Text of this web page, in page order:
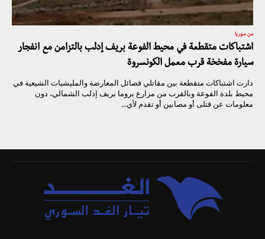
من سوريا
اشتباكات متقطعة في محيط الفوعة بريف إدلب بالتزامن مع انفجار
سيارة مفخخة قرب معمل الكونسروة
دارت اشتباكات متقطعة بين مقاتلي فصائل المعارضة والمليشيات الشيعية في
محيط بلدة الفوعة وبالقرب من مزارع بروما بريف إدلب الشمالي، دون
معلومات عن قتلى أو مصابين أو تقدم لأي...